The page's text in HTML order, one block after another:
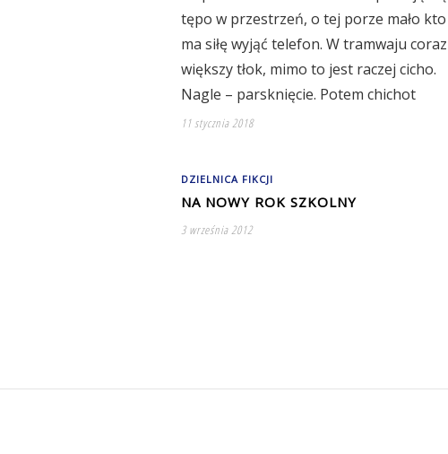
tępo w przestrzeń, o tej porze mało kto
ma siłę wyjąć telefon. W tramwaju coraz
większy tłok, mimo to jest raczej cicho.
Nagle – parsknięcie. Potem chichot
11 stycznia 2018
DZIELNICA FIKCJI
NA NOWY ROK SZKOLNY
3 września 2012